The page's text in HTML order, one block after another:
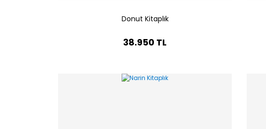
Donut Kitaplık
38.950 TL